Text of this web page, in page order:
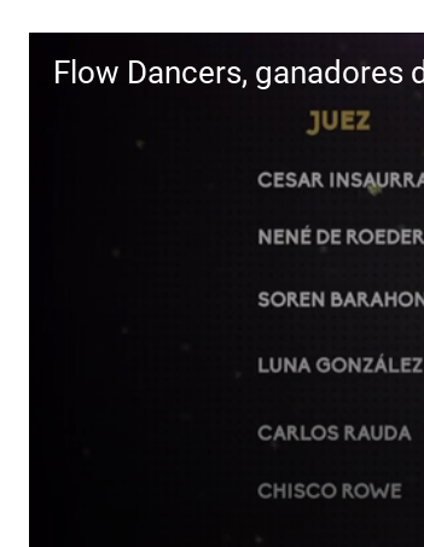
Flow Dancers, ganadores